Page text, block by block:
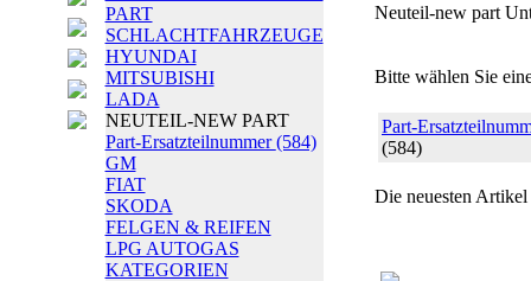
PART
SCHLACHTFAHRZEUGE
HYUNDAI
MITSUBISHI
LADA
NEUTEIL-NEW PART
Part-Ersatzteilnummer(584)
GM
FIAT
SKODA
FELGEN & REIFEN
LPG AUTOGAS
KATEGORIEN
Neuteil-new part
Bitte wählen Sie
Part-
(584)
Die neuesten